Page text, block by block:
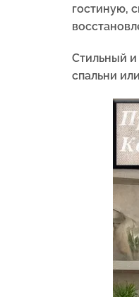
гостиную,
Стильный
спальни